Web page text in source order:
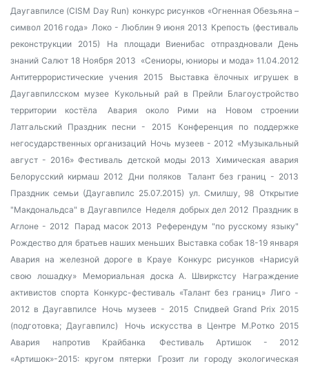
Даугавпилсе (CISM Day Run) конкурс рисунков «Огненная Обезьяна –
символ 2016 года» Локо - Люблин 9 июня 2013 Крепость (фестиваль
реконструкции 2015)
На площади Виенибас отпраздновали День
знанийСалют 18 Ноября 2013 «Сениоры, юниоры и мода» 11.04.2012
Антитеррористические учения 2015
Выставка ёлочных игрушек в
Даугавпилсском музее
Кукольный рай в Прейли Благоустройство
территории костёла
Авария около Рими на Новом строении
Латгальский Праздник песни - 2015
Конференция по поддержке
негосударственных организаций Ночь музеев - 2012 «Музыкальный
август - 2016»Фестиваль детской моды 2013 Химическая авария
Белорусский кирмаш 2012 Дни поляков
Талант без границ - 2013
Праздник семьи (Даугавпилс 25.07.2015) ул. Смилшу, 98 Открытие
"Макдональдса" в Даугавпилсе Неделя добрых дел 2012 Праздник в
Аглоне - 2012 Парад масок 2013 Референдум "по русскому языку"
Рождество для братьев наших меньших Выставка собак 18-19 января
Авария на железной дороге в Крауе
Конкурс рисунков «Нарисуй
свою лошадку»
Мемориальная доска А. Швиркстсу
Награждение
активистов спорта Конкурс-фестиваль «Талант без границ» Лиго -
2012 в Даугавпилсе Ночь музеев - 2015 Спидвей Grand Prix 2015
(подготовка; Даугавпилс)
Ночь искусства в Центре М.Ротко 2015
Авария напротив Крайбанка
Фестиваль Артишок - 2012
«Артишок»-2015: кругом пятерки
Грозит ли городу экологическая